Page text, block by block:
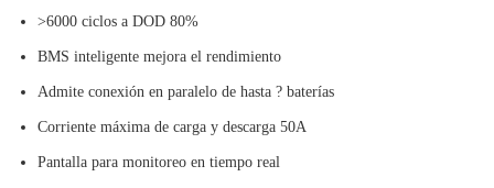
>6000 ciclos a DOD 80%
BMS inteligente mejora el rendimiento
Admite conexión en paralelo de hasta ? baterías
Corriente máxima de carga y descarga 50A
Pantalla para monitoreo en tiempo real